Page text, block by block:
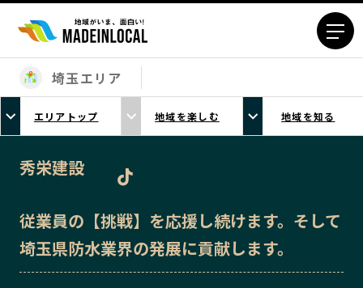
エリアから探す
北海道エリア
青森エリア
岩手エリア
栃木エリア
群馬エリア
埼玉エリア
千葉エリア
埼玉エリア
エリアトップ 地域を楽しむ 地域を知る
秀栄建設
従業員の【挑戦】を応援し続けます。そして
埼玉県防水業界の発展に貢献します。